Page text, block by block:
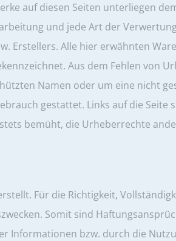
auf diesen Seiten unterliegen
und jede Art der
Erstellers. Alle hier erwähnten
Aus dem Fehlen von
Namen oder um eine nicht
gestattet. Links auf die Seite
bemüht, die Urheberrechte
Für die Richtigkeit,
Somit sind
Informationen bzw. durch die